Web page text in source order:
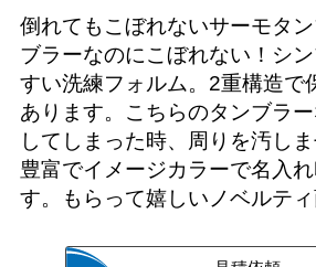
倒れてもこぼれないサーモタ
ブラーなのにこぼれない！シ
すい洗練フォルム。2重構造で
あります。こちらのタンブラ
してしまった時、周りを汚し
豊富でイメージカラーで名入
す。もらって嬉しいノベルティ